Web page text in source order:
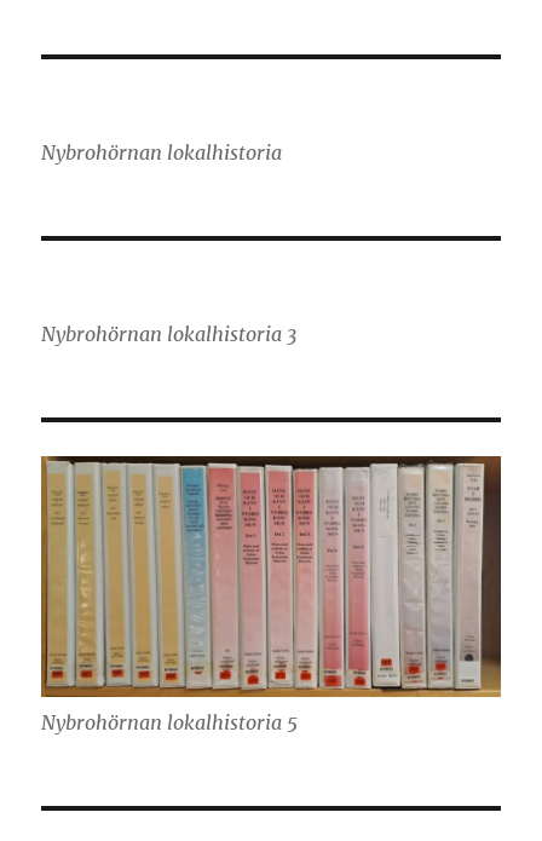
Nybrohörnan lokalhistoria
Nybrohörnan lokalhistoria 3
Nybrohörnan lokalhistoria 5